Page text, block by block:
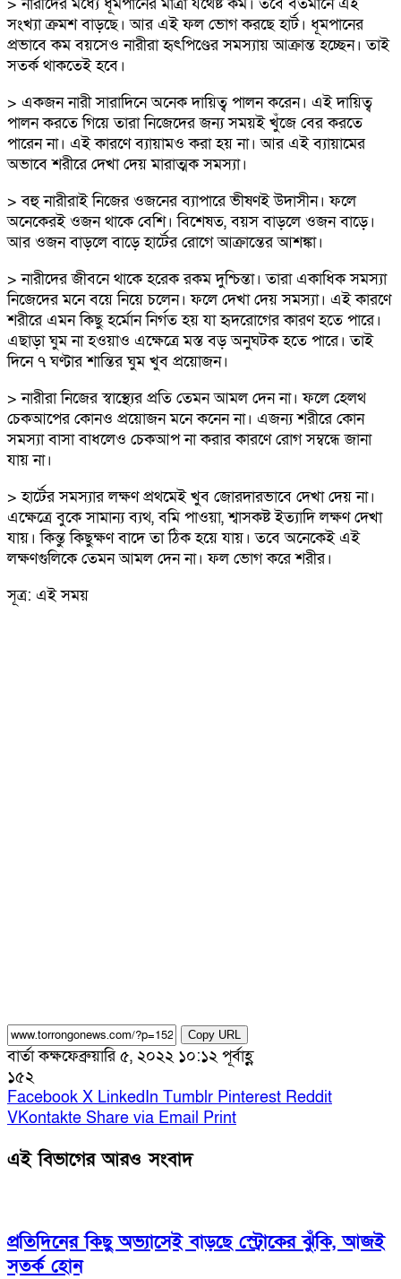
সংখ্যা ক্রমশ বাড়ছে। আর এই ফল ভোগ করছে হার্ট। ধূমপানের
প্রভাবে কম বয়সেও নারীরা হৃৎপিণ্ডের সমস্যায় আক্রান্ত হচ্ছেন। তাই
সতর্ক থাকতেই হবে।
> একজন নারী সারাদিনে অনেক দায়িত্ব পালন করেন। এই দায়িত্ব
পালন করতে গিয়ে তারা নিজেদের জন্য সময়ই খুঁজে বের করতে
পারেন না। এই কারণে ব্যায়ামও করা হয় না। আর এই ব্যায়ামের
অভাবে শরীরে দেখা দেয় মারাত্মক সমস্যা।
> বহু নারীরাই নিজের ওজনের ব্যাপারে ভীষণই উদাসীন। ফলে
অনেকেরই ওজন থাকে বেশি। বিশেষত, বয়স বাড়লে ওজন বাড়ে।
আর ওজন বাড়লে বাড়ে হার্টের রোগে আক্রান্তের আশঙ্কা।
> নারীদের জীবনে থাকে হরেক রকম দুশ্চিন্তা। তারা একাধিক সমস্যা
নিজেদের মনে বয়ে নিয়ে চলেন। ফলে দেখা দেয় সমস্যা। এই কারণে
শরীরে এমন কিছু হর্মোন নির্গত হয় যা হৃদরোগের কারণ হতে পারে।
এছাড়া ঘুম না হওয়াও এক্ষেত্রে মস্ত বড় অনুঘটক হতে পারে। তাই
দিনে ৭ ঘণ্টার শান্তির ঘুম খুব প্রয়োজন।
> নারীরা নিজের স্বাস্থ্যের প্রতি তেমন আমল দেন না। ফলে হেলথ
চেকআপের কোনও প্রয়োজন মনে কনেন না। এজন্য শরীরে কোন
সমস্যা বাসা বাধলেও চেকআপ না করার কারণে রোগ সম্বন্ধে জানা
যায় না।
> হার্টের সমস্যার লক্ষণ প্রথমেই খুব জোরদারভাবে দেখা দেয় না।
এক্ষেত্রে বুকে সামান্য ব্যথ, বমি পাওয়া, শ্বাসকষ্ট ইত্যাদি লক্ষণ দেখা
যায়। কিন্তু কিছুক্ষণ বাদে তা ঠিক হয়ে যায়। তবে অনেকেই এই
লক্ষণগুলিকে তেমন আমল দেন না। ফল ভোগ করে শরীর।
সূত্র: এই সময়
Copy URL
বার্তা কক্ষফেব্রুয়ারি ৫, ২০২২ ১০:১২ পূর্বাহ্ণ
১৫২
Facebook X LinkedIn Tumblr Pinterest Reddit
VKontakte Share via Email Print
এই বিভাগের আরও সংবাদ
প্রতিদিনের কিছু অভ্যাসেই বাড়ছে স্ট্রোকের ঝুঁকি, আজই
সতর্ক হোন